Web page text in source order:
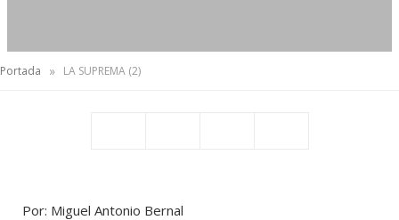
Portada » LA SUPREMA (2)
Por: Miguel Antonio Bernal